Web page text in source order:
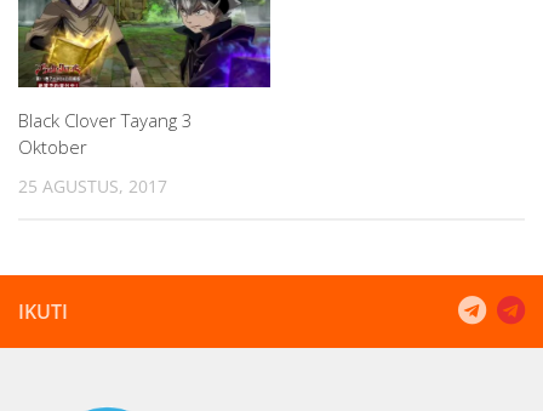
Black Clover Tayang 3
Oktober
25 AGUSTUS, 2017
IKUTI